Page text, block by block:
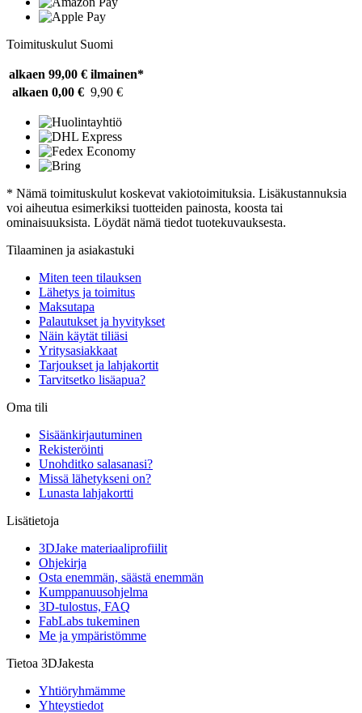
Toimituskulut Suomi
alkaen 99,00 € ilmainen*
alkaen 0,00 € 9,90 €
* Nämä toimituskulut koskevat vakiotoimituksia. Lisäkustannuksia
voi aiheutua esimerkiksi tuotteiden painosta, koosta tai
ominaisuuksista. Löydät nämä tiedot tuotekuvauksesta.
Tilaaminen ja asiakastuki
Miten teen tilauksen
Lähetys ja toimitus
Maksutapa
Palautukset ja hyvitykset
Näin käytät tiliäsi
Yritysasiakkaat
Tarjoukset ja lahjakortit
Tarvitsetko lisäapua?
Oma tili
Sisäänkirjautuminen
Rekisteröinti
Unohditko salasanasi?
Missä lähetykseni on?
Lunasta lahjakortti
Lisätietoja
3DJake materiaaliprofiilit
Ohjekirja
Osta enemmän, säästä enemmän
Kumppanuusohjelma
3D-tulostus, FAQ
FabLabs tukeminen
Me ja ympäristömme
Tietoa 3DJakesta
Yhtiöryhmämme
Yhteystiedot